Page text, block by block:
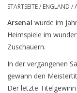
Frankreich
STARTSEITE/ ENGLAND /
Arsenal wurde im
Heimspiele im
Zuschauern.
In der vergangenen
gewann den
Der letzte